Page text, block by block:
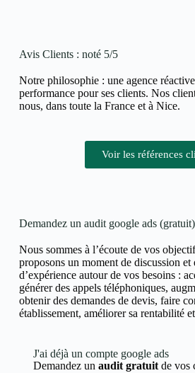
Avis Clients : noté 5/5
Notre philosophie : une agence
performance pour ses clients. Nos
nous, dans toute la France et à Nice.
Voir les références
Demandez un audit google ads (gratuit)
Nous sommes à l’écoute de vos
proposons un moment de discussion et
d’expérience autour de vos besoins :
générer des appels téléphoniques,
obtenir des demandes de devis, faire
établissement, améliorer sa rentabilité
J'ai déjà un compte google ads
Demandez un audit gratuitde vos